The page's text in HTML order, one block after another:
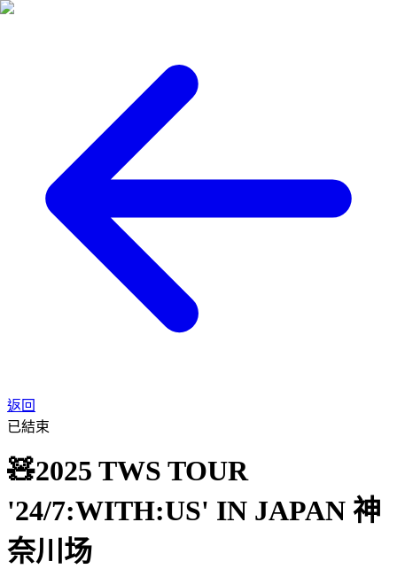
返回
已結束
🧸2025 TWS TOUR
'24/7:WITH:US' IN JAPAN 神
奈川场